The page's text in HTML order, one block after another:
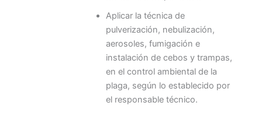
Aplicar la técnica de
pulverización, nebulización,
aerosoles, fumigación e
instalación de cebos y trampas,
en el control ambiental de la
plaga, según lo establecido por
el responsable técnico.